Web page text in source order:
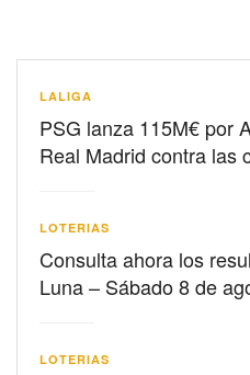
LALIGA
PSG lanza 115M€ por
Real Madrid contra las
LOTERIAS
Consulta ahora los
Luna – Sábado 8 de
LOTERIAS